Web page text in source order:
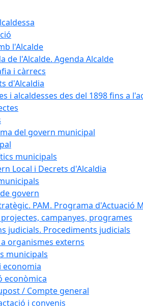
l'Alcalde
de l'Alcalde. Agenda Alcalde
i càrrecs
d'Alcaldia
i alcaldesses des del 1898 fins a
del govern municipal
municipals
Local i Decrets d'Alcaldia
govern
PAM. Programa d'Actuació
projectes, campanyes, programes
judicials. Procediments judicials
organismes externs
municipals
economia
econòmica
/ Compte general
i convenis